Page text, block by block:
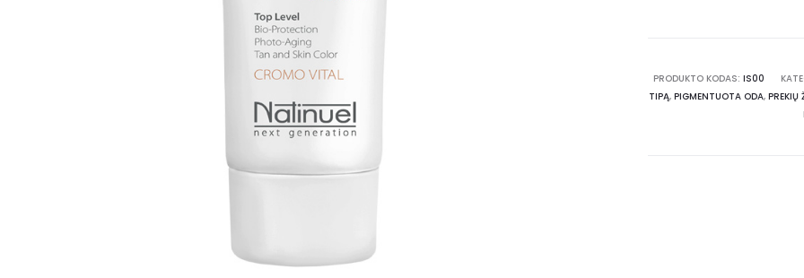
PRODUKTO KODAS: IS00
TIPĄ, PIGMENTUOTA ODA, PREKIŲ